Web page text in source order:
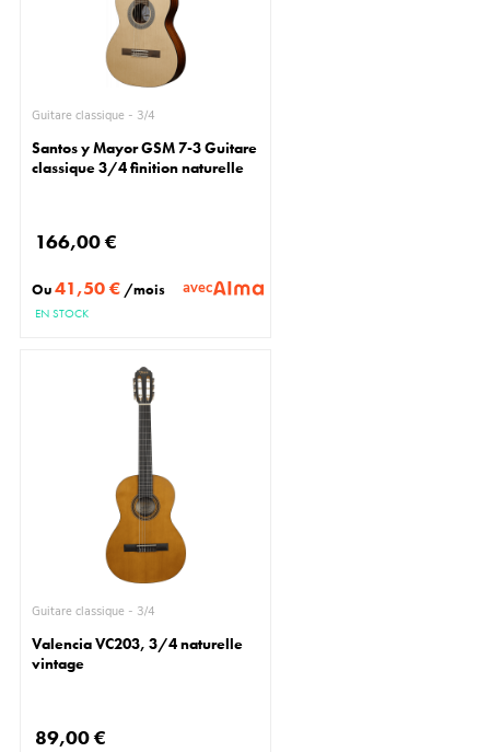
Guitare classique - 3/4
Santos y Mayor GSM 7-3 Guitare
classique 3/4 finition naturelle
166,00 €
Ou41,50 € /mois avec
EN STOCK
Guitare classique - 3/4
Valencia VC203, 3/4 naturelle
vintage
89,00 €